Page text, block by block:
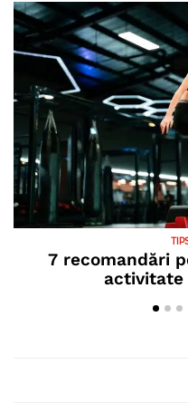
7 recomandări
activitate